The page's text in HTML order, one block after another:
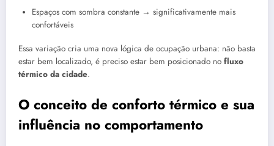
Espaços com sombra constante → significativamente mais
confortáveis
Essa variação cria uma nova lógica de ocupação urbana: não basta
estar bem localizado, é preciso estar bem posicionado no fluxo
térmico da cidade.
O conceito de conforto térmico e sua
influência no comportamento